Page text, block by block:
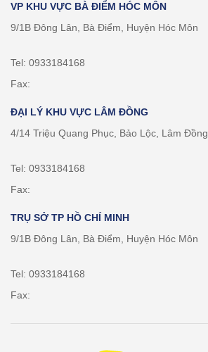
VP KHU VỰC BÀ ĐIỂM HÓC MÔN
9/1B Đông Lân, Bà Điểm, Huyện Hóc Môn
Tel: 0933184168
Fax:
ĐẠI LÝ KHU VỰC LÂM ĐỒNG
4/14 Triệu Quang Phục, Bảo Lộc, Lâm Đồng
Tel: 0933184168
Fax:
TRỤ SỞ TP HỒ CHÍ MINH
9/1B Đông Lân, Bà Điểm, Huyện Hóc Môn
Tel: 0933184168
Fax: